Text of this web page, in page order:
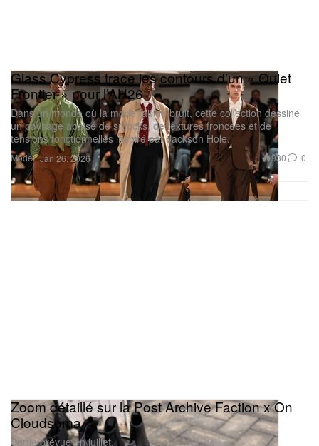
Mode
Glass Cypress trace les contours d’un « Quiet
Frontier » pour l’AH26
Dans un monde où la mode fait du bruit, cette collection dessine
un paysage apaisé de smocks, de textures froncées et de
tensions fonctionnelles inspiré par Jackson Hole.
Jan 26, 2026 930 0
Zoom détaillé sur la Post Archive Faction x On
Cloudsoma
Sortie prévue en juillet.